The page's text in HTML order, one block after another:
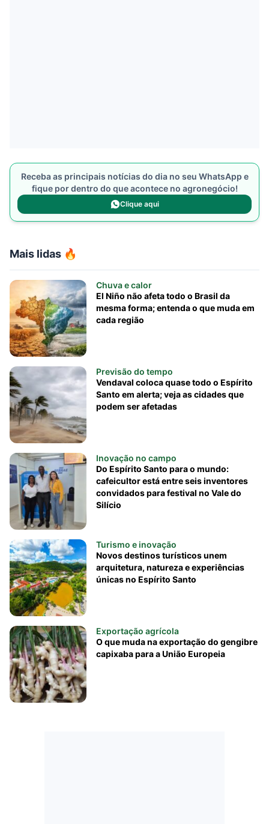
Mais lidas 🔥
Chuva e calor
El Niño não afeta todo o Brasil da
mesma forma; entenda o que muda em
cada região
Previsão do tempo
Vendaval coloca quase todo o Espírito
Santo em alerta; veja as cidades que
podem ser afetadas
Inovação no campo
Do Espírito Santo para o mundo:
cafeicultor está entre seis inventores
convidados para festival no Vale do
Silício
Turismo e inovação
Novos destinos turísticos unem
arquitetura, natureza e experiências
únicas no Espírito Santo
Exportação agrícola
O que muda na exportação do gengibre
capixaba para a União Europeia
Receba as principais notícias do dia no seu WhatsApp e
fique por dentro do que acontece no agronegócio!
Clique aqui